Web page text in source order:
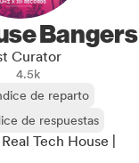
Bangers
Curator
4.5k
de reparto
de respuestas
Tech House |